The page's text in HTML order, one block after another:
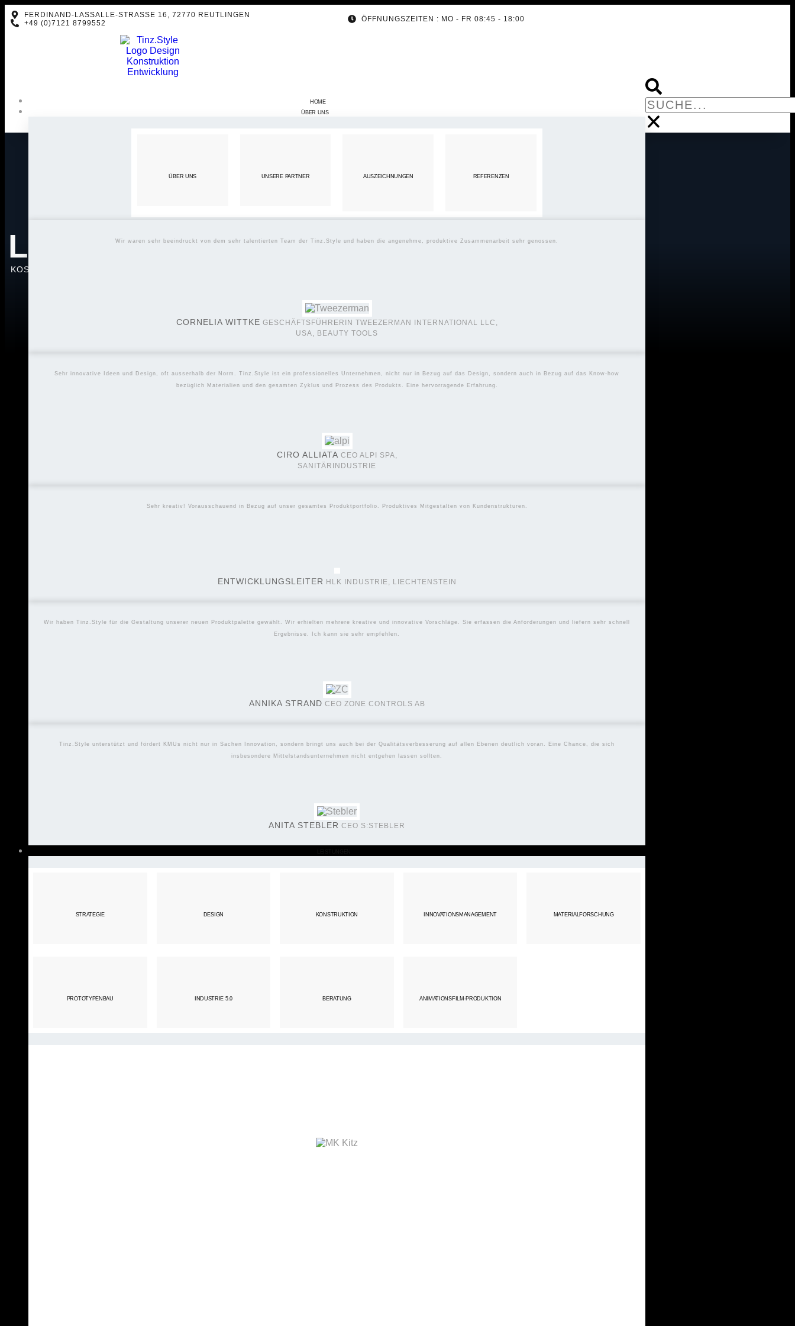
FERDINAND-LASSALLE-STRASSE 16, 72770 REUTLINGEN
+49 (0)7121 8799552
ÖFFNUNGSZEITEN : MO - FR 08:45 - 18:00
HOME
ÜBER UNS
ÜBER UNS UNSERE PARTNER AUSZEICHNUNGEN REFERENZEN
Wir waren sehr beeindruckt von dem sehr talentierten Team der Tinz.Style und haben die angenehme, produktive Zusammenarbeit sehr genossen.
CORNELIA WITTKE GESCHÄFTSFÜHRERIN TWEEZERMAN INTERNATIONAL LLC,
USA, BEAUTY TOOLS
Sehr innovative Ideen und Design, oft ausserhalb der Norm. Tinz.Style ist ein professionelles Unternehmen, nicht nur in Bezug auf das Design, sondern auch in Bezug auf das Know-how
bezüglich Materialien und den gesamten Zyklus und Prozess des Produkts. Eine hervorragende Erfahrung.
CIRO ALLIATA CEO ALPI SPA,
SANITÄRINDUSTRIE
Sehr kreativ! Vorausschauend in Bezug auf unser gesamtes Produktportfolio. Produktives Mitgestalten von Kundenstrukturen.
ENTWICKLUNGSLEITER HLK INDUSTRIE, LIECHTENSTEIN
Wir haben Tinz.Style für die Gestaltung unserer neuen Produktpalette gewählt. Wir erhielten mehrere kreative und innovative Vorschläge. Sie erfassen die Anforderungen und liefern sehr schnell
Ergebnisse. Ich kann sie sehr empfehlen.
ANNIKA STRAND CEO ZONE CONTROLS AB
Tinz.Style unterstützt und fördert KMUs nicht nur in Sachen Innovation, sondern bringt uns auch bei der Qualitätsverbesserung auf allen Ebenen deutlich voran. Eine Chance, die sich
insbesondere Mittelstandsunternehmen nicht entgehen lassen sollten.
ANITA STEBLER CEO S:STEBLER
STRATEGIE
PROTOTYPENBAU
DESIGN
INDUSTRIE 5.0
KONSTRUKTION
BERATUNG
INNOVATIONSMANAGEMENT
ANIMATIONSFILM-PRODUKTION
MATERIALFORSCHUNG
LIFESTYLE
KOSMETIK | MODE | SPORT | FREIZEIT | SPIELE